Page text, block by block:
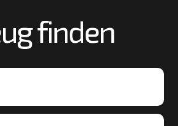
finden